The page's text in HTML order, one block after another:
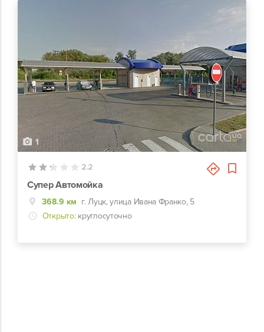
1
2.2
Супер Автомойка
368.9 км г. Луцк, улица Ивана Франко, 5
Открыто: круглосуточно